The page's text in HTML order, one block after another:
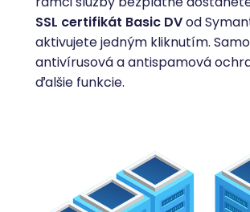
SSL certifikát Basic DVod
aktivujete jedným kliknutím.
antivírusová a antispamová
ďalšie funkcie.